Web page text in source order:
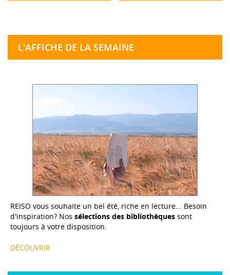
L'AFFICHE DE LA SEMAINE
REISO vous souhaite un bel été, riche en lecture... Besoin
d'inspiration? Nos sélections des bibliothèques sont
toujours à votre disposition.
DÉCOUVRIR